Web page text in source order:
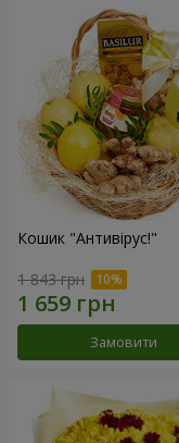
Кошик "Антивірус!"
1 843 грн
Замовити